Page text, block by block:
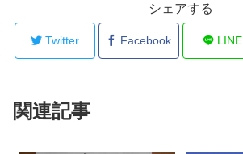
シェアする
Twitter Facebook LINE
関連記事